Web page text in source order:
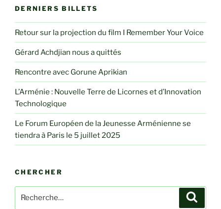
DERNIERS BILLETS
Retour sur la projection du film I Remember Your Voice
Gérard Achdjian nous a quittés
Rencontre avec Gorune Aprikian
L’Arménie : Nouvelle Terre de Licornes et d’Innovation
Technologique
Le Forum Européen de la Jeunesse Arménienne se
tiendra à Paris le 5 juillet 2025
CHERCHER
pour